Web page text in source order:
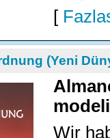
[
(Yeni
modeli
Wir